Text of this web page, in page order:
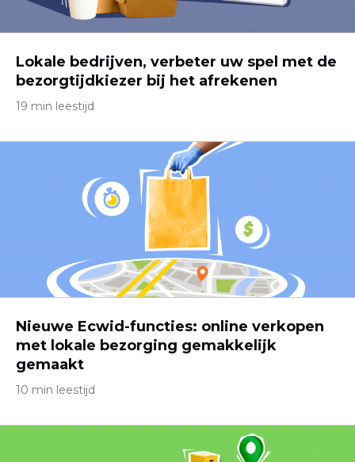
Lokale bedrijven, verbeter uw spel met de
bezorgtijdkiezer bij het afrekenen
19 min leestijd
Nieuwe Ecwid-functies: online verkopen
met lokale bezorging gemakkelijk
gemaakt
10 min leestijd